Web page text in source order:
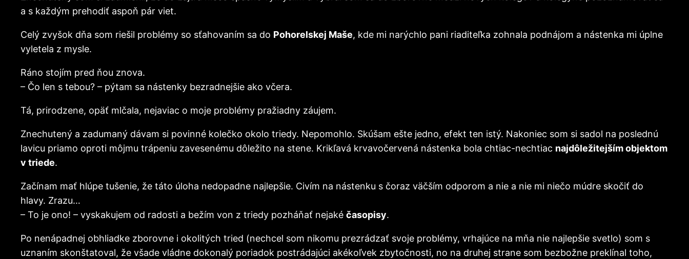
a s každým prehodiť aspoň pár viet.
Celý zvyšok dňa som riešil problémy so sťahovaním sa do Pohorelskej Maše, kde mi narýchlo pani riaditeľka zohnala podnájom a nástenka mi úplne
vyletela z mysle.
Ráno stojím pred ňou znova.
– Čo len s tebou? – pýtam sa nástenky bezradnejšie ako včera.
Tá, prirodzene, opäť mlčala, nejaviac o moje problémy pražiadny záujem.
Znechutený a zadumaný dávam si povinné kolečko okolo triedy. Nepomohlo. Skúšam ešte jedno, efekt ten istý. Nakoniec som si sadol na poslednú
lavicu priamo oproti môjmu trápeniu zavesenému dôležito na stene. Krikľavá krvavočervená nástenka bola chtiac-nechtiac najdôležitejším objektom
v triede.
Začínam mať hlúpe tušenie, že táto úloha nedopadne najlepšie. Civím na nástenku s čoraz väčším odporom a nie a nie mi niečo múdre skočiť do
hlavy. Zrazu…
– To je ono! – vyskakujem od radosti a bežím von z triedy pozháňať nejaké časopisy.
Po nenápadnej obhliadke zborovne i okolitých tried (nechcel som nikomu prezrádzať svoje problémy, vrhajúce na mňa nie najlepšie svetlo) som s
uznaním skonštatoval, že všade vládne dokonalý poriadok postrádajúci akékoľvek zbytočnosti, no na druhej strane som bezbožne preklínal toho,